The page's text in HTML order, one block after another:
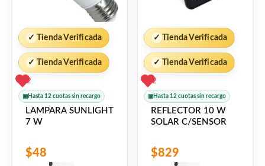
✓ Tienda Verificada
✓ Tienda Verificada
2
▣ Hasta 12 cuotas sin recargo
LAMPARA SUNLIGHT
7 W
$48
✓ Tienda Verificada
✓ Tienda Verificada
2
▣ Hasta 12 cuotas sin recargo
REFLECTOR 10 W
SOLAR C/SENSOR
$829